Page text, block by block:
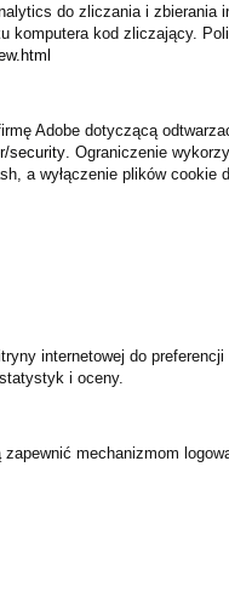
do zliczania i zbierania
kod zliczający.
Adobe dotyczącą
security . Ograniczenie
a wyłączenie plików
internetowej do
i oceny.
mechanizmom